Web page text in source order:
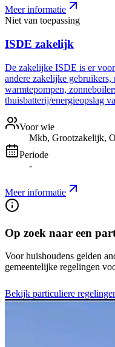
Meer informatie
Niet van toepassing
ISDE zakelijk
De zakelijke ISDE is er
andere zakelijke
warmtepompen,
thuisbatterij/energieopslag
Voor wie
Mkb, Grootzakelijk,
Periode
-
Meer informatie
Op zoek naar een
Voor huishoudens gelden
gemeentelijke regelingen
Bekijk particuliere